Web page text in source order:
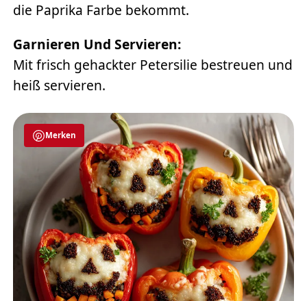
die Paprika Farbe bekommt.
Garnieren Und Servieren:
Mit frisch gehackter Petersilie bestreuen und
heiß servieren.
Merken